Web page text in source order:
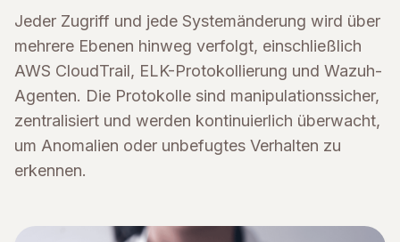
Jeder Zugriff und jede Systemänderung wird über
mehrere Ebenen hinweg verfolgt, einschließlich
AWS CloudTrail, ELK-Protokollierung und Wazuh-
Agenten. Die Protokolle sind manipulationssicher,
zentralisiert und werden kontinuierlich überwacht,
um Anomalien oder unbefugtes Verhalten zu
erkennen.